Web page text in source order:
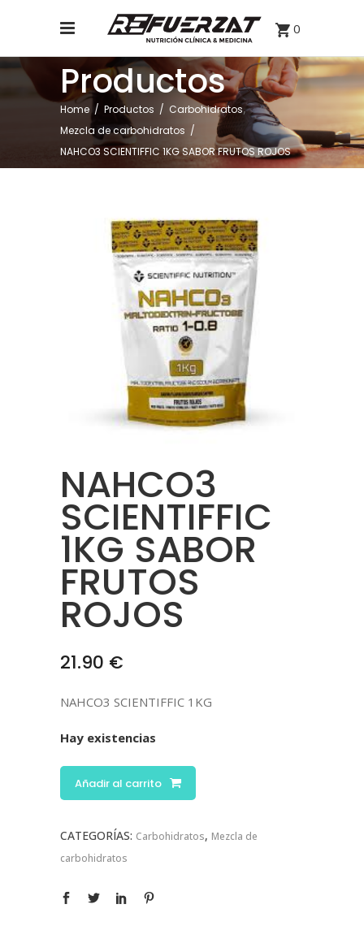
0
Productos
Home / Productos / Carbohidratos,
Mezcla de carbohidratos /
NAHCO3 SCIENTIFFIC 1KG SABOR FRUTOS ROJOS
NAHCO3
SCIENTIFFIC
1KG SABOR
FRUTOS
ROJOS
21.90 €
NAHCO3 SCIENTIFFIC 1KG
Hay existencias
Añadir al carrito
CATEGORÍAS: Carbohidratos, Mezcla de
carbohidratos